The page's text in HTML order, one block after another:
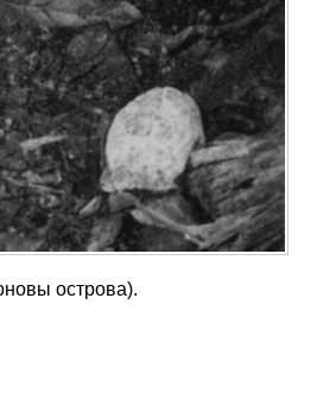
острова).